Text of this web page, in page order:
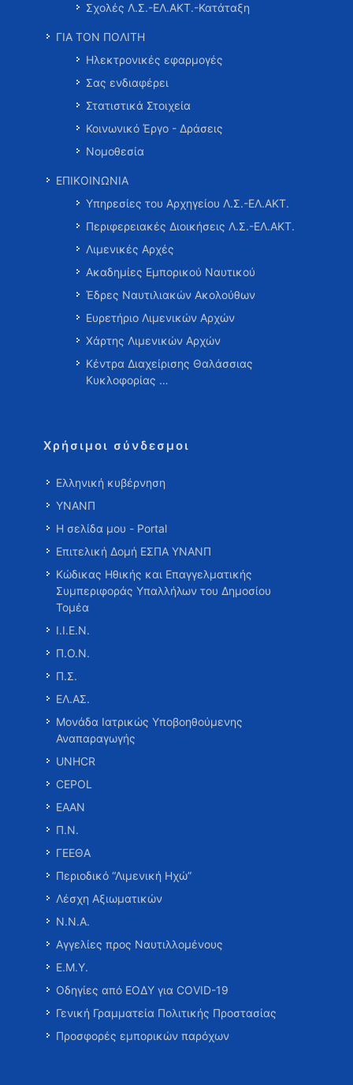
Σχολές Λ.Σ.-ΕΛ.ΑΚΤ.-Κατάταξη
ΓΙΑ ΤΟΝ ΠΟΛΙΤΗ
Ηλεκτρονικές εφαρμογές
Σας ενδιαφέρει
Στατιστικά Στοιχεία
Κοινωνικό Έργο - Δράσεις
Νομοθεσία
ΕΠΙΚΟΙΝΩΝΙΑ
Υπηρεσίες του Αρχηγείου Λ.Σ.-ΕΛ.ΑΚΤ.
Περιφερειακές Διοικήσεις Λ.Σ.-ΕΛ.ΑΚΤ.
Λιμενικές Αρχές
Ακαδημίες Εμπορικού Ναυτικού
Έδρες Ναυτιλιακών Ακολούθων
Ευρετήριο Λιμενικών Αρχών
Χάρτης Λιμενικών Αρχών
Κέντρα Διαχείρισης Θαλάσσιας
Κυκλοφορίας …
Χρήσιμοι σύνδεσμοι
Ελληνική κυβέρνηση
ΥΝΑΝΠ
Η σελίδα μου - Portal
Επιτελική Δομή ΕΣΠΑ ΥΝΑΝΠ
Κώδικας Ηθικής και Επαγγελματικής
Συμπεριφοράς Υπαλλήλων του Δημοσίου
Τομέα
Ι.Ι.Ε.Ν.
Π.Ο.Ν.
Π.Σ.
ΕΛ.ΑΣ.
Μονάδα Ιατρικώς Υποβοηθούμενης
Αναπαραγωγής
UNHCR
CEPOL
ΕΑΑΝ
Π.Ν.
ΓΕΕΘΑ
Περιοδικό “Λιμενική Ηχώ”
Λέσχη Αξιωματικών
Ν.Ν.Α.
Αγγελίες προς Ναυτιλλομένους
Ε.Μ.Υ.
Οδηγίες από ΕΟΔΥ για COVID-19
Γενική Γραμματεία Πολιτικής Προστασίας
Προσφορές εμπορικών παρόχων